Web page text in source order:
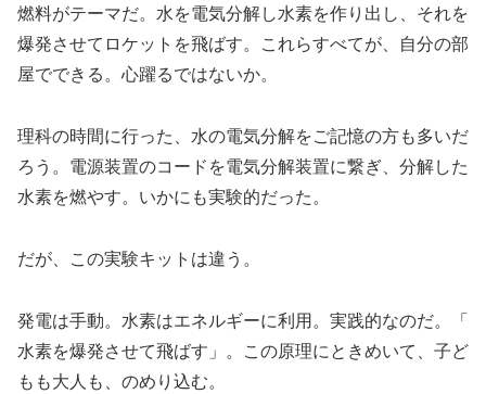
燃料がテーマだ。 水を電気分解し水素を作り出し、 それを
爆発させてロケットを飛ばす。これらすべてが、
自分の部
屋でできる。心躍るではないか。
理科の時間に行った、水の電気分解をご記憶の方も多いだ
ろう。 電源装置のコードを電気分解装置に繋ぎ、分解した
水素を燃やす。 いかにも実験的だった。
だが、この実験キットは違う。
発電は手動。水素はエネルギーに利用。実践的なのだ。「
水素を爆発させて飛ばす」。この原理にときめいて、 子ど
もも大人も、のめり込む。